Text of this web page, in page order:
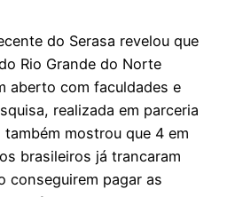
do Serasa revelou que
Rio Grande do Norte
aberto com faculdades e
realizada em parceria
mostrou que 4 em
brasileiros já trancaram
conseguirem pagar as